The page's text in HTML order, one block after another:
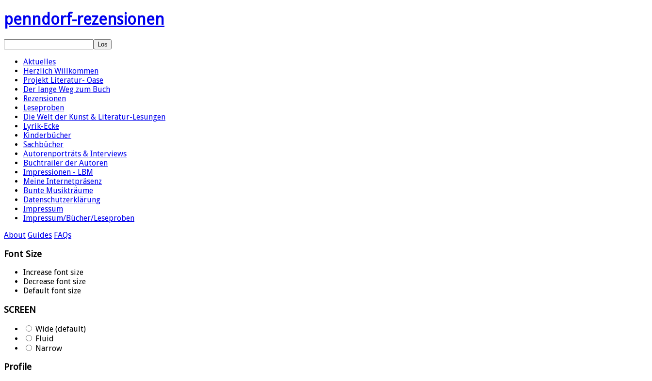
penndorf-rezensionen
Aktuelles
Herzlich Willkommen
Projekt Literatur- Oase
Der lange Weg zum Buch
Rezensionen
Leseproben
Die Welt der Kunst & Literatur-Lesungen
Lyrik-Ecke
Kinderbücher
Sachbücher
Autorenporträts & Interviews
Buchtrailer der Autoren
Impressionen - LBM
Meine Internetpräsenz
Bunte Musikträume
Datenschutzerklärung
Impressum
Impressum/Bücher/Leseproben
About Guides FAQs
Font Size
Increase font size
Decrease font size
Default font size
SCREEN
Wide (default)
Fluid
Narrow
Profile